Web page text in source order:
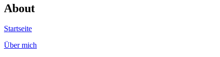
About
Startseite
Über mich